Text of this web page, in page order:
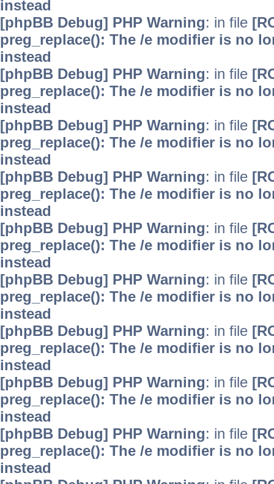
instead
[phpBB Debug] PHP Warning: in file
preg_replace(): The /e modifier is no
instead
[phpBB Debug] PHP Warning: in file
preg_replace(): The /e modifier is no
instead
[phpBB Debug] PHP Warning: in file
preg_replace(): The /e modifier is no
instead
[phpBB Debug] PHP Warning: in file
preg_replace(): The /e modifier is no
instead
[phpBB Debug] PHP Warning: in file
preg_replace(): The /e modifier is no
instead
[phpBB Debug] PHP Warning: in file
preg_replace(): The /e modifier is no
instead
[phpBB Debug] PHP Warning: in file
preg_replace(): The /e modifier is no
instead
[phpBB Debug] PHP Warning: in file
preg_replace(): The /e modifier is no
instead
[phpBB Debug] PHP Warning: in file
preg_replace(): The /e modifier is no
instead